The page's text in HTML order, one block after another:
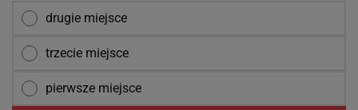
drugie miejsce
trzecie miejsce
pierwsze miejsce